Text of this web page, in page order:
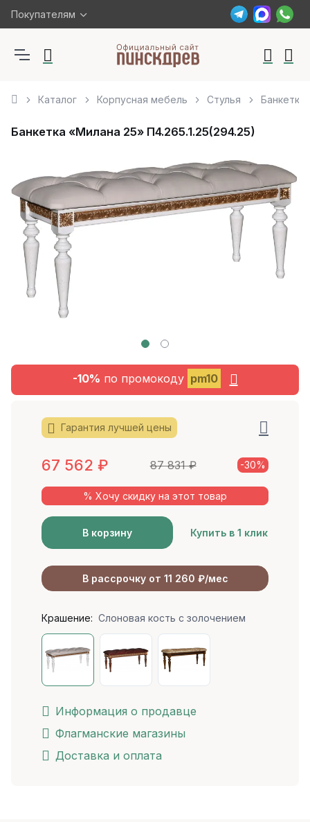
Покупателям
Каталог Корпусная мебель Стулья Банкетка
Банкетка «Милана 25» П4.265.1.25(294.25)
-10% по промокоду pm10
Гарантия лучшей цены
67 562 ₽ 87 831₽ -30%
% Хочу скидку на этот товар
В корзину Купить в 1 клик
В рассрочку от 11 260 ₽/мес
Крашение: Слоновая кость с золочением
Информация о продавце
Флагманские магазины
Доставка и оплата